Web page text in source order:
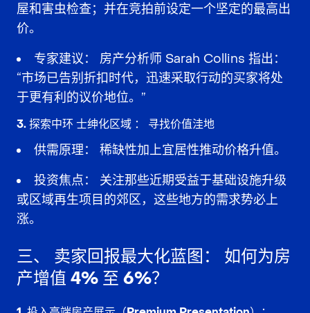
屋和害虫检查；并在竞拍前设定一个坚定的最高出
价。
专家建议：
房产分析师 Sarah Collins 指出：
“市场已告别折扣时代， 迅速采取行动的买家将处
于更有利的议价地位。”
3. 探索中环士绅化区域 ： 寻找价值洼地
供需原理： 稀缺性加上宜居性推动价格升值。
投资焦点：
关注那些近期受益于基础设施升级
或区域再生项目 的郊区，这些地方的需求势必上
涨。
三、 卖家回报最大化蓝图：
如何为房
产增值 4% 至 6%？